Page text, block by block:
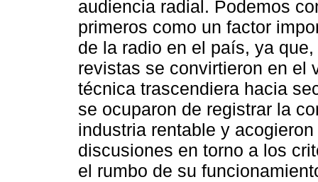
audiencia radial. Podemos
primeros como un factor
de la radio en el país, ya
revistas se convirtieron en el
técnica trascendiera hacia
se ocuparon de registrar la
industria rentable y
discusiones en torno a los
el rumbo de su